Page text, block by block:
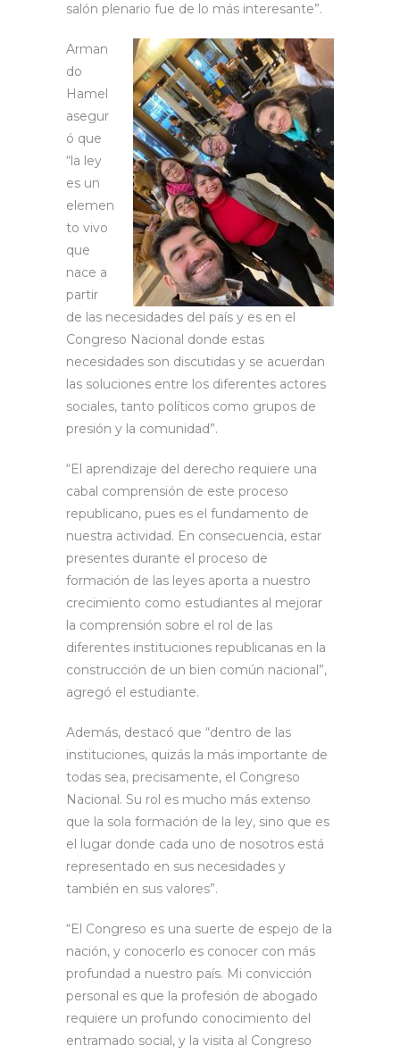
salón plenario fue de lo más interesante”.
Arman
do
Hamel
asegur
ó que
“la ley
es un
elemen
to vivo
que
nace a
partir
de las necesidades del país y es en el
Congreso Nacional donde estas
necesidades son discutidas y se acuerdan
las soluciones entre los diferentes actores
sociales, tanto políticos como grupos de
presión y la comunidad”.
“El aprendizaje del derecho requiere una
cabal comprensión de este proceso
republicano, pues es el fundamento de
nuestra actividad. En consecuencia, estar
presentes durante el proceso de
formación de las leyes aporta a nuestro
crecimiento como estudiantes al mejorar
la comprensión sobre el rol de las
diferentes instituciones republicanas en la
construcción de un bien común nacional”,
agregó el estudiante.
Además, destacó que “dentro de las
instituciones, quizás la más importante de
todas sea, precisamente, el Congreso
Nacional. Su rol es mucho más extenso
que la sola formación de la ley, sino que es
el lugar donde cada uno de nosotros está
representado en sus necesidades y
también en sus valores”.
“El Congreso es una suerte de espejo de la
nación, y conocerlo es conocer con más
profundad a nuestro país. Mi convicción
personal es que la profesión de abogado
requiere un profundo conocimiento del
entramado social, y la visita al Congreso